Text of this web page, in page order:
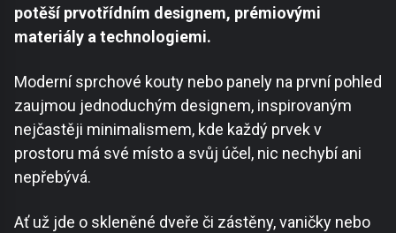
potěší prvotřídním designem, prémiovými
materiály a technologiemi.
Moderní sprchové kouty nebo panely na první pohled
zaujmou jednoduchým designem, inspirovaným
nejčastěji minimalismem, kde každý prvek v
prostoru má své místo a svůj účel, nic nechybí ani
nepřebývá.
Ať už jde o skleněné dveře či zástěny, vaničky nebo